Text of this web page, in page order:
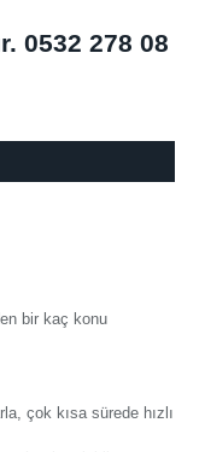
0532 278 08
bir kaç konu
çok kısa sürede hızlı